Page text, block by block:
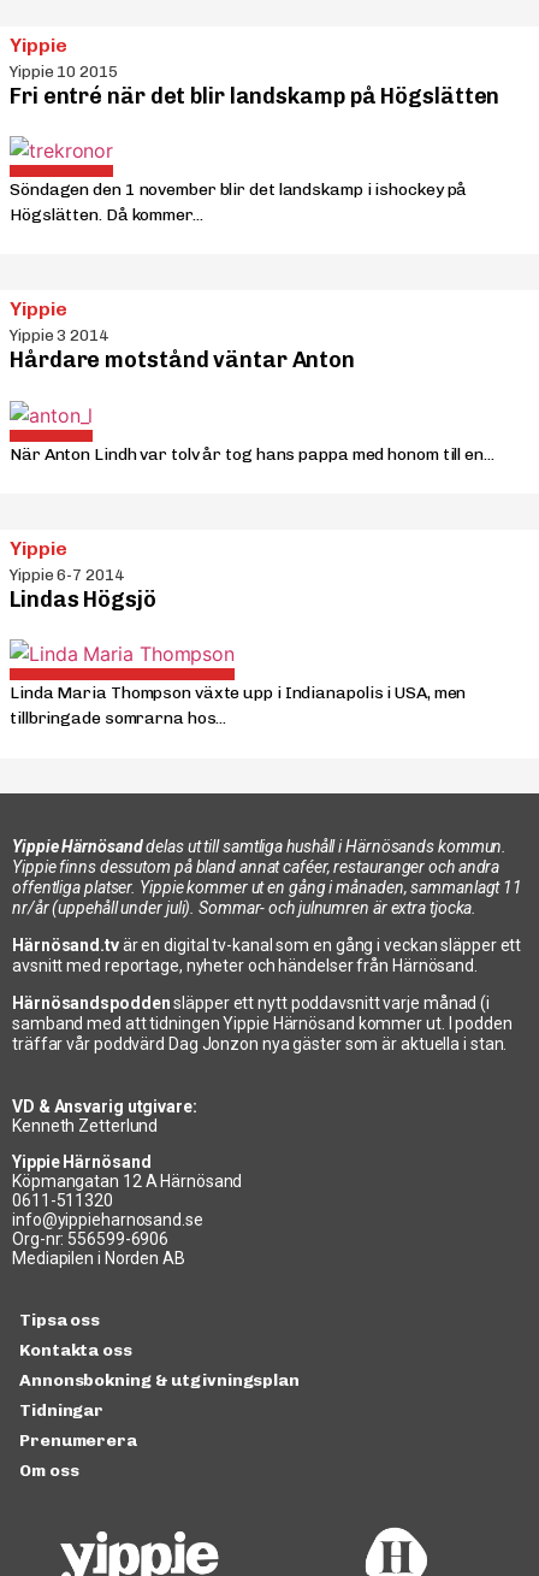
Yippie
Yippie 10 2015
Fri entré när det blir landskamp på Högslätten
Söndagen den 1 november blir det landskamp i ishockey på
Högslätten. Då kommer...
Yippie
Yippie 3 2014
Hårdare motstånd väntar Anton
När Anton Lindh var tolv år tog hans pappa med honom till en...
Yippie
Yippie 6-7 2014
Lindas Högsjö
Linda Maria Thompson växte upp i Indianapolis i USA, men
tillbringade somrarna hos...
Yippie Härnösanddelas ut till samtliga hushåll i Härnösands kommun.
Yippie finns dessutom på bland annat caféer, restauranger och andra
offentliga platser. Yippie kommer ut en gång i månaden, sammanlagt 11
nr/år (uppehåll under juli). Sommar- och julnumren är extra tjocka.
Härnösand.tvär en digital tv-kanal som en gång i veckan släpper ett
avsnitt med reportage, nyheter och händelser från Härnösand.
Härnösandspoddensläpper ett nytt poddavsnitt varje månad (i
samband med att tidningen Yippie Härnösand kommer ut. I podden
träffar vår poddvärd Dag Jonzon nya gäster som är aktuella i stan.
VD & Ansvarig utgivare:
Kenneth Zetterlund
Yippie Härnösand
Köpmangatan 12 A Härnösand
0611-511320
info@yippieharnosand.se
Org-nr: 556599-6906
Mediapilen i Norden AB
Tipsa oss
Kontakta oss
Annonsbokning & utgivningsplan
Tidningar
Prenumerera
Om oss